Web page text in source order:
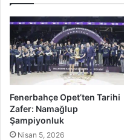
Fenerbahçe Opet’ten Tarihi
Zafer: Namağlup
Şampiyonluk
Nisan 5, 2026